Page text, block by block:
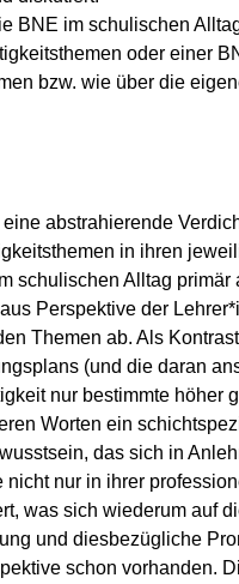
BNE im schulischen
oder einer
bzw. wie über die
abstrahierende
in ihren
Alltag
Perspektive der
Themen ab. Als
(und die daran
nur bestimmte
Worten ein
das sich in
nur in ihrer
was sich wiederum auf
und diesbezügliche
schon